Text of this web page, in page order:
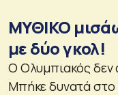
ΜΥΘΙΚΟ
με δύο γκολ!
Ο Ολυμπιακός δεν
Μπήκε δυνατά στο